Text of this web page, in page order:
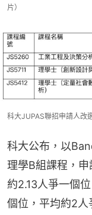
片）
科大JUPAS聯招申請人改
科大公布，以
理學B組課程，
約2.13人爭一個
個位，平均約2